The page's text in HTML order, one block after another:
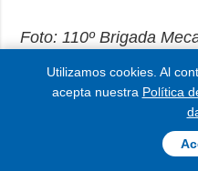
Foto: 110º Brigada
Utilizamos cookies. Al
acepta nuestra Política